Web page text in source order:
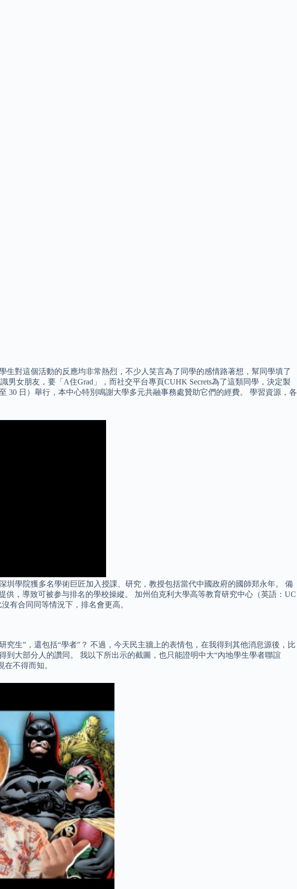
對這個活動的反應均非常熱烈，不少人笑言為了同學的感情路著想，幫同學填了
女朋友，要「A住Grad」，而社交平台專頁CUHK Secrets為了這類同學，決定製
30 日）舉行，本中心特別鳴謝大學多元共融事務處贊助它們的經費。 學習資源，各
學院獲多名學術巨匠加入授課、研究，教授包括當代中國政府的國師郑永年。 備
，導致可被参与排名的學校操縱。 加州伯克利大學高等教育研究中心（英語：UC
沒有合同同等情況下，排名會更高。
生”，還包括“學者”？ 不過，今天民主牆上的表情包，在我得到其他消息源後，比
大部分人的讚同。 我以下所出示的截圖，也只能證明中大“內地學生學者聯誼
不得而知。